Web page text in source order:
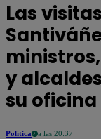
Las
y
su oficina
Política a las 20:37